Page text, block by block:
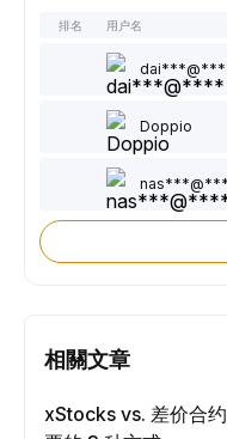
排名 用户名
Doppio
相關文章
xStocks vs. 差价合